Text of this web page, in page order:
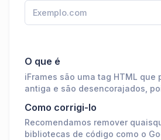
O que é
iFrames são uma tag HTML
antiga e são desencorajados,
Como corrigi-lo
Recomendamos remover
bibliotecas de código como o